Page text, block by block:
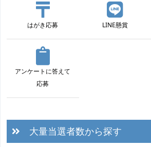
はがき応募 LINE懸賞
アンケートに答えて
応募
大量当選者数から探す